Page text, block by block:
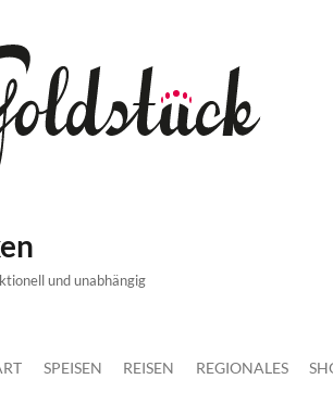
und unabhängig
SPEISEN REISEN REGIONALES